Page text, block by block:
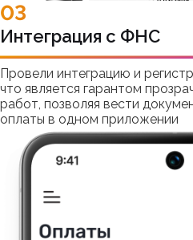
03
Интеграция с ФНС
Провели интеграцию и
что является гарантом
работ, позволяя вести
оплаты в одном приложении